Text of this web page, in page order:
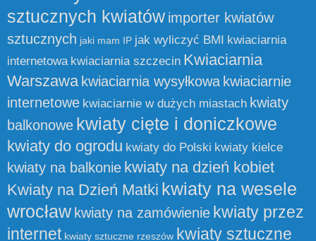
sztucznych kwiatów importer kwiatów
sztucznych jaki mam IP jak wyliczyć BMI kwiaciarnia
internetowa kwiaciarnia szczecin Kwiaciarnia
Warszawa kwiaciarnia wysyłkowa kwiaciarnie
internetowe kwiaciarnie w dużych miastach kwiaty
balkonowe kwiaty cięte i doniczkowe
kwiaty do ogrodu kwiaty do Polski kwiaty kielce
kwiaty na balkonie kwiaty na dzień kobiet
Kwiaty na Dzień Matki kwiaty na wesele
wrocław kwiaty na zamówienie kwiaty przez
internet kwiaty sztuczne rzeszów kwiaty sztuczne